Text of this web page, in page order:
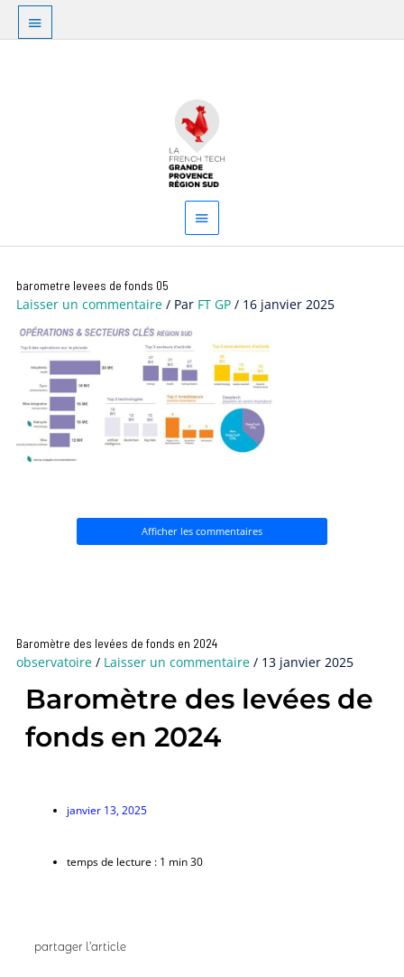
Aller
contenu
Au
dessus
principal
barometre levees de fonds 05
Laisser un commentaire / Par FT GP/ 16 janvier 2025
Afficher les commentaires
Baromètre des levées de fonds en 2024
observatoire / Laisser un commentaire / 13 janvier 2025
Baromètre des levées de
fonds en 2024
janvier 13, 2025
temps de lecture : 1 min 30
partager l’article
des
articles